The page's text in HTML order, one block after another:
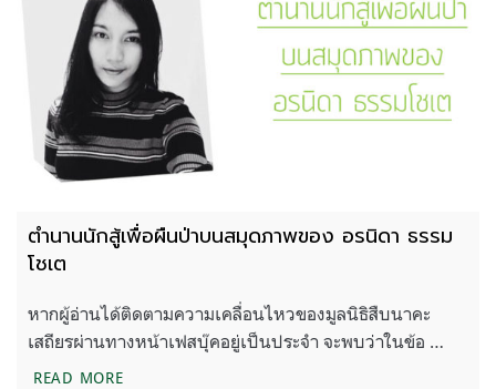
ตำนานนักสู้เพื่อผืนป่าบนสมุดภาพของ อรนิดา ธรรม
โชเต
หากผู้อ่านได้ติดตามความเคลื่อนไหวของมูลนิธิสืบนาคะ
เสถียรผ่านทางหน้าเฟสบุ๊คอยู่เป็นประจำ จะพบว่าในข้อ …
READ MOREตำนานนักสู้เพื่อผืนป่าบนสมุดภาพของ อรนิดา ธรรมโ